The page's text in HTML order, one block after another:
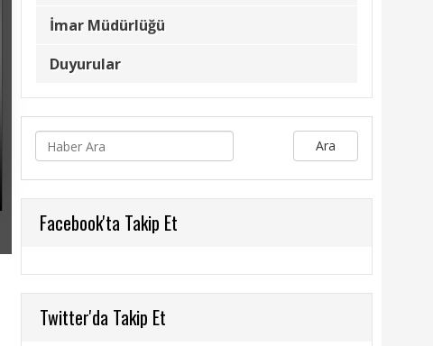
İmar Müdürlüğü
Duyurular
Ara
Facebook'ta Takip Et
Twitter'da Takip Et